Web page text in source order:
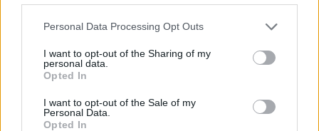
Please note that this website/app uses one or more Google
not limited to your visit or usage behaviour. You may click to
grant or deny consent to Google and its third-party tags to
use your data for below specified purposes in below Google
consent section.
Personal Data Processing Opt Outs
I want to opt-out of the Sharing of my
personal data.
Opted In
I want to opt-out of the Sale of my
Personal Data.
Opted In